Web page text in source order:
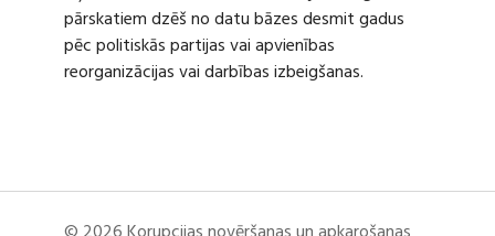
pārskatiem dzēš no datu bāzes desmit gadus
pēc politiskās partijas vai apvienības
reorganizācijas vai darbības izbeigšanas.